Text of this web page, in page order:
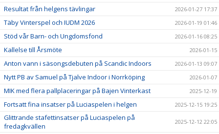
Resultat från helgens tävlingar 2026-01-27 17:37
Täby Vinterspel och IUDM 2026 2026-01-19 01:46
Stöd vår Barn- och Ungdomsfond 2026-01-16 08:25
Kallelse till Årsmöte 2026-01-15
Anton vann i säsongsdebuten på Scandic Indoors 2026-01-13 09:07
Nytt PB av Samuel på Tjalve Indoor i Norrköping 2026-01-07
MIK med flera pallplaceringar på Bajen Vinterkast 2025-12-19
Fortsatt fina insatser på Luciaspelen i helgen 2025-12-15 19:25
Glittrande stafettinsatser på Luciaspelen på
fredagkvällen
2025-12-12 22:05